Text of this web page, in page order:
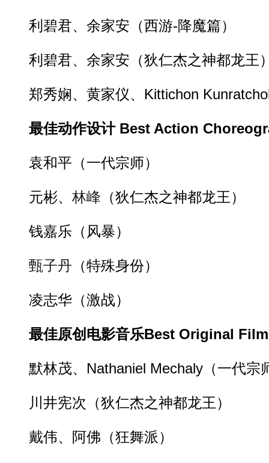
利碧君、余家安（西游-降魔篇）
利碧君、余家安（狄仁杰之神都龙王
郑秀娴、黄家仪、Kittichon
最佳动作设计 Best Action
袁和平（一代宗师）
元彬、 林峰 （狄仁杰之神都龙王）
钱嘉乐（风暴）
甄子丹 （特殊身份）
凌志华（激战）
最佳原创电影音乐Best Original
默林茂、Nathaniel Mechaly（一代宗
川井宪次（狄仁杰之神都龙王）
戴伟、阿佛（狂舞派）